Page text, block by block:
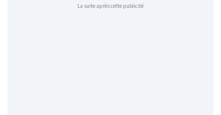
La suite après cette publicité